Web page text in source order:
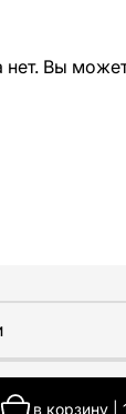
в корзину|
нет. Вы